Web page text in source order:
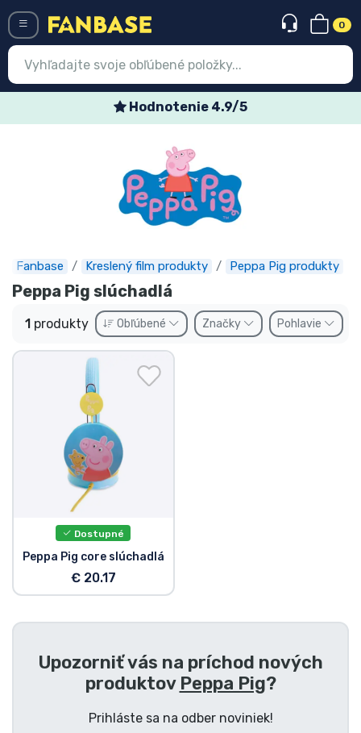
0
Hodnotenie 4.9/5
Fanbase Kreslený film produkty Peppa Pig produkty
Peppa Pig slúchadlá
1 produkty Obľúbené Značky Pohlavie
Dostupné
Peppa Pig core slúchadlá
€ 20.17
Upozorniť vás na príchod nových
produktov Peppa Pig?
Prihláste sa na odber noviniek!
Expresná preprava
Predobjednávky
Outlet produkty
Preprava a platba
Zoradiť podľa série
Zoradiť podľa filmov
Zoradiť podľa karikatúry
Zoradiť podľa Anime
Zoradiť podľa hier
Zoradiť podľa hudby